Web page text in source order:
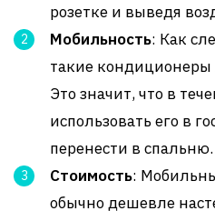
розетке и выведя
Мобильность: Как
такие
Это значит, что в
использовать его в
перенести в спальню.
Стоимость:
обычно дешевле